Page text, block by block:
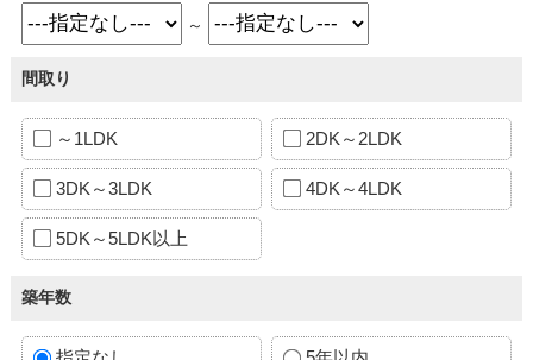
～
間取り
～1LDK 2DK～2LDK
3DK～3LDK 4DK～4LDK
5DK～5LDK以上
築年数